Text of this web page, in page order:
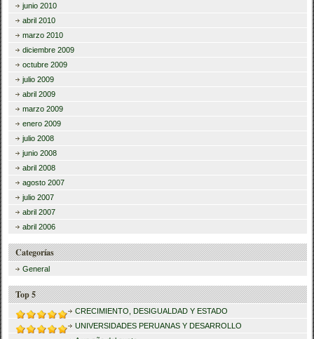
junio 2010
abril 2010
marzo 2010
diciembre 2009
octubre 2009
julio 2009
abril 2009
marzo 2009
enero 2009
julio 2008
junio 2008
abril 2008
agosto 2007
julio 2007
abril 2007
abril 2006
Categorías
General
Top 5
CRECIMIENTO, DESIGUALDAD Y ESTADO
UNIVERSIDADES PERUANAS Y DESARROLLO